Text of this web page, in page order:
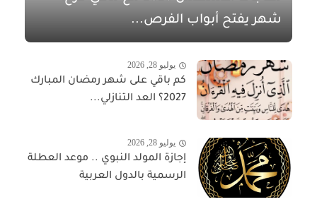
شهر يفتح أبواب الفرص...
يوليو 28, 2026
كم باقي على شهر رمضان المبارك
2027؟ العد التنازلي...
يوليو 28, 2026
إجازة المولد النبوي .. موعد العطلة
الرسمية بالدول العربية